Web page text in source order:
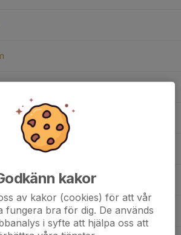
kakor
av kakor (cookies) för att vår
fungera bra för dig. De används
i syfte att hjälpa oss att